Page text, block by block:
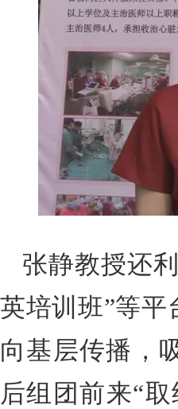
张静教授还
英培训班”等平
向基层传播，
后组团前来“